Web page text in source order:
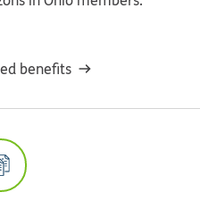
benefits